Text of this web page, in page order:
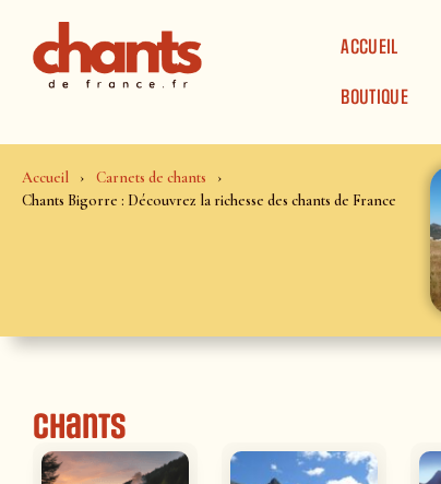
ACCUEIL
BOUTIQUE
Accueil
Carnets de chants
Chants Bigorre : Découvrez la richesse des chants de France
Chants